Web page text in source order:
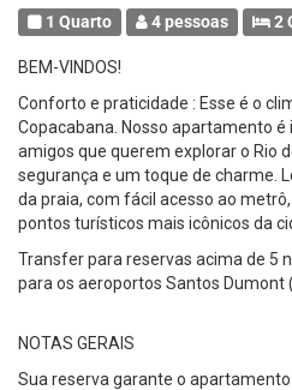
1 Quarto 4 pessoas 2
BEM-VINDOS!
Conforto e praticidade : Esse é o
Copacabana. Nosso apartamento
amigos que querem explorar o Rio
segurança e um toque de charme.
da praia, com fácil acesso ao
pontos turísticos mais icônicos da
Transfer para reservas acima de 5
para os aeroportos Santos Dumont
NOTAS GERAIS
Sua reserva garante o